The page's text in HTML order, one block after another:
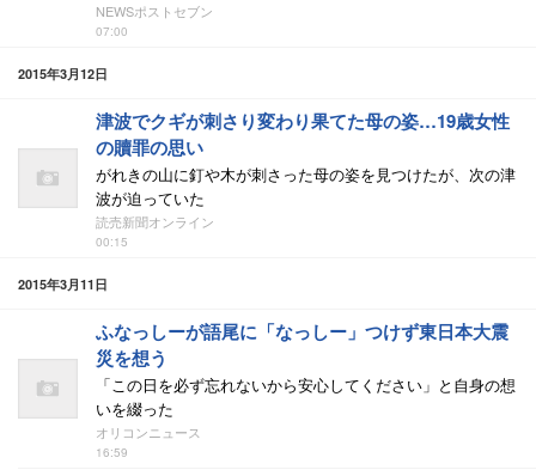
NEWSポストセブン
07:00
2015年3月12日
津波でクギが刺さり変わり果てた母の姿…19歳女性
の贖罪の思い
がれきの山に釘や木が刺さった母の姿を見つけたが、次の津
波が迫っていた
読売新聞オンライン
00:15
2015年3月11日
ふなっしーが語尾に「なっしー」つけず東日本大震
災を想う
「この日を必ず忘れないから安心してください」と自身の想
いを綴った
オリコンニュース
16:59